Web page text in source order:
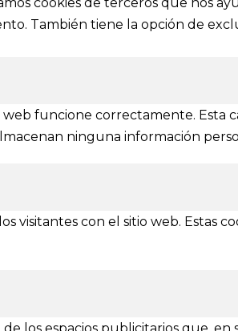
Inicio
El
También tiene la opción de
web funcione correctamente.
ninguna información
visitantes con el sitio web. Estas